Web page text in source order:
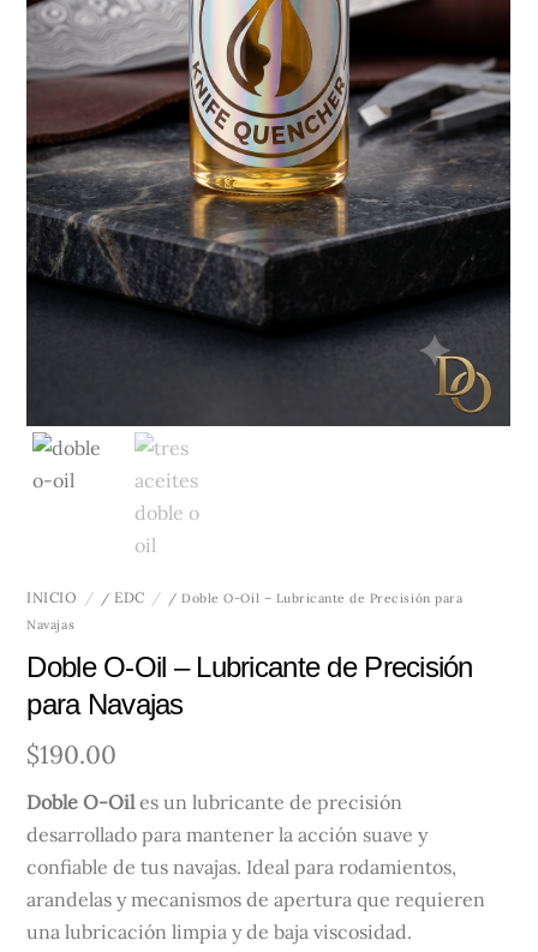
INICIO / EDC
/ Doble O-Oil – Lubricante de Precisión para
Navajas
Doble O-Oil – Lubricante de Precisión
para Navajas
$190.00
Doble O-Oil es un lubricante de precisión
desarrollado para mantener la acción suave y
confiable de tus navajas. Ideal para rodamientos,
arandelas y mecanismos de apertura que requieren
una lubricación limpia y de baja viscosidad.